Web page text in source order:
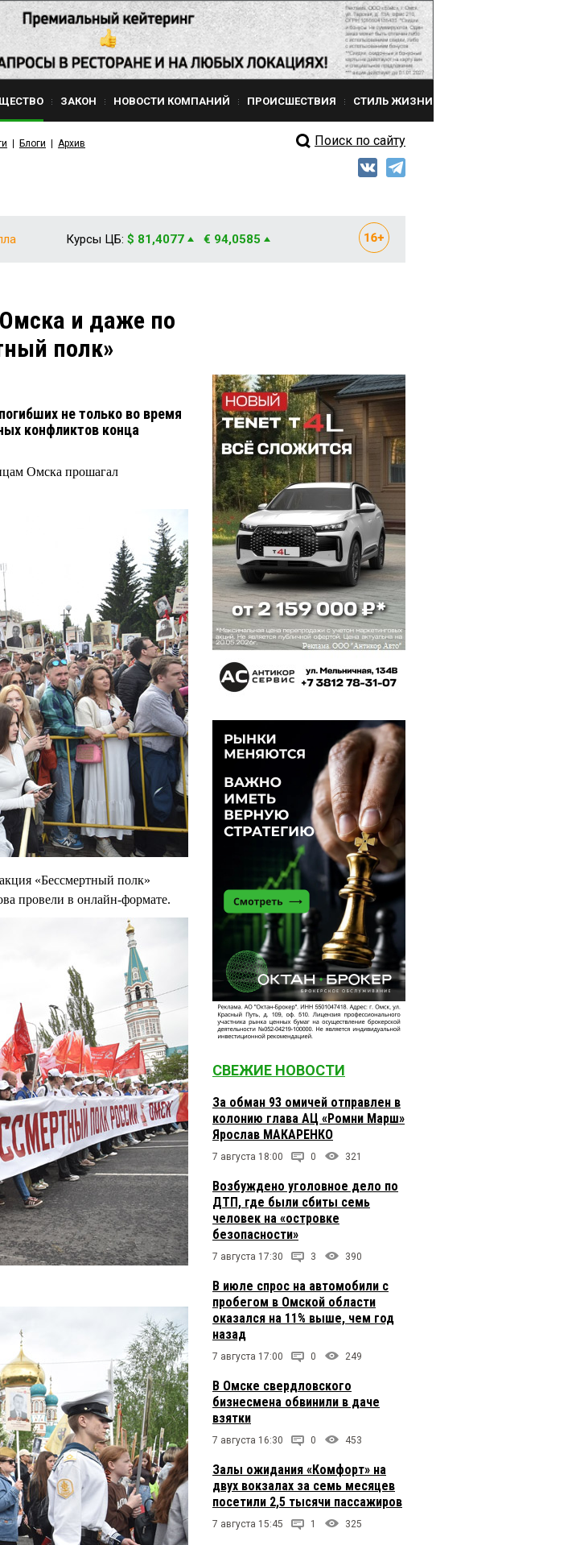
ЗАКОН НОВОСТИ КОМПАНИЙ ПРОИСШЕСТВИЯ СТИЛЬ ЖИЗНИ
Блоги Архив Поиск по сайту
Курсы ЦБ: $ 81,4077 € 94,0585
и даже по
полк»
не только во время
конфликтов конца
Омска прошагал
«Бессмертный полк»
провели в онлайн-формате.
СВЕЖИЕ НОВОСТИ
За обман 93 омичей отправлен в
колонию глава АЦ «Ромни Марш»
Ярослав МАКАРЕНКО
7 августа 18:00 0 321
Возбуждено уголовное дело по
ДТП, где были сбиты семь
человек на «островке
безопасности»
7 августа 17:30 3 390
В июле спрос на автомобили с
пробегом в Омской области
оказался на 11% выше, чем год
назад
7 августа 17:00 0 249
В Омске свердловского
бизнесмена обвинили в даче
взятки
7 августа 16:30 0 453
Залы ожидания «Комфорт» на
двух вокзалах за семь месяцев
посетили 2,5 тысячи пассажиров
7 августа 15:45 1 325